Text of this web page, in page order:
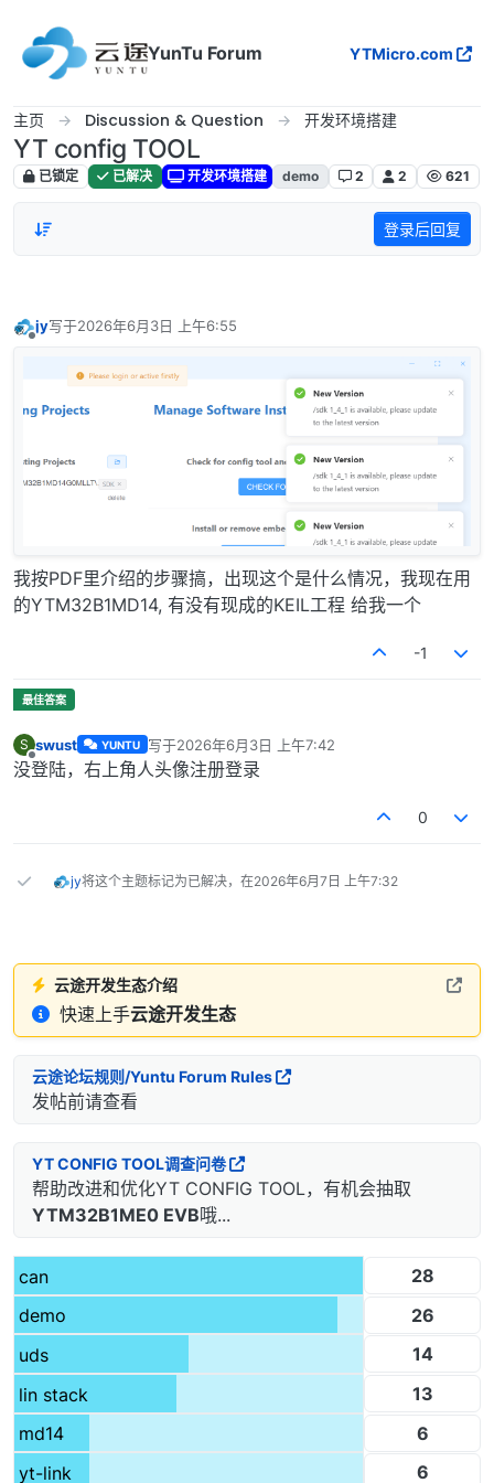
YunTu Forum
YTMicro.com
主页 Discussion & Question 开发环境搭建
YT config TOOL
已锁定 已解决 开发环境搭建 demo 2 2 621
登录后回复
jy写于2026年6月3日 上午6:55
最后由 编辑
我按PDF里介绍的步骤搞，出现这个是什么情况，我现在用
的YTM32B1MD14, 有没有现成的KEIL工程 给我一个
-1
S
离线
swust YUNTU 写于2026年6月3日 上午7:42
最后由 编辑
没登陆，右上角人头像注册登录
0
jy将这个主题标记为已解决，在2026年6月7日 上午7:32
云途开发生态介绍
快速上手云途开发生态
云途论坛规则/Yuntu Forum Rules
发帖前请查看
YT CONFIG TOOL调查问卷
帮助改进和优化YT CONFIG TOOL，有机会抽取
YTM32B1ME0 EVB哦...
can
28
demo
26
uds
14
lin stack
13
md14
6
yt-link
6